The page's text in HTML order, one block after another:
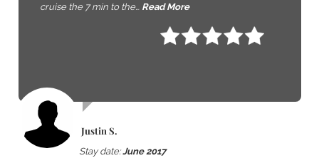
cruise the 7 min to the… Read More
Justin S.
Stay date:June 2017